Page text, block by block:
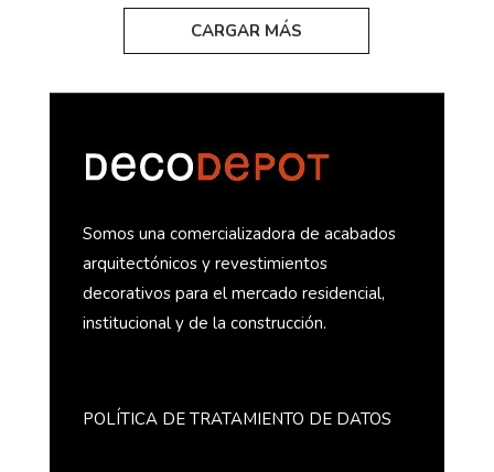
CARGAR MÁS
DECOLIFE
Somos una comercializadora de acabados
arquitectónicos y revestimientos
decorativos para el mercado residencial,
institucional y de la construcción.
POLÍTICA DE TRATAMIENTO DE DATOS